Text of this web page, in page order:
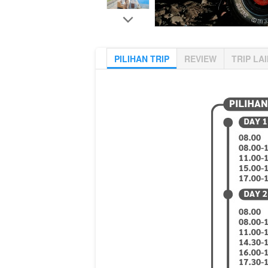
PILIHAN TRIP REVIEW TRIP